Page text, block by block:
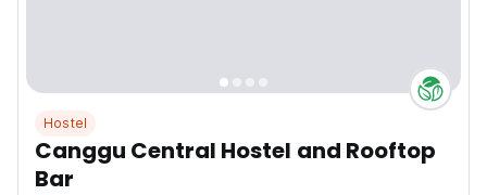
Hostel
Canggu Central Hostel and Rooftop
Bar